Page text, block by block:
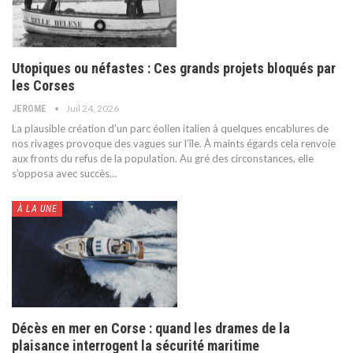
Utopiques ou néfastes : Ces grands projets bloqués par
les Corses
JEROME Juil 24, 2026
La plausible création d’un parc éolien italien à quelques encablures de
nos rivages provoque des vagues sur l’île. À maints égards cela renvoie
aux fronts du refus de la population. Au gré des circonstances, elle
s’opposa avec succès…
À LA UNE
Décès en mer en Corse : quand les drames de la
plaisance interrogent la sécurité maritime